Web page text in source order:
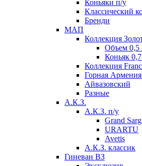
Коньяки п/у
Классический
Бренди
МАП
Коллекция
Объем 0,5
Коньяк
Коллекция
Горная
Айвазовский
Разные
А.К.З.
А.К.З. п/у
Grand
URARTU
Avetis
А.К.З. классик
Гиневан ВЗ